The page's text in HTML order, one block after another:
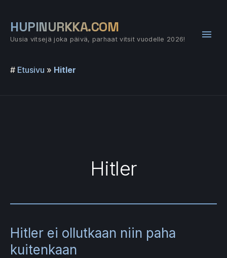
sisältöön
HUPINURKKA.COM
Uusia vitsejä joka päivä, parhaat vitsit vuodelle 2026!
# Etusivu » Hitler
Hitler
Hitler ei ollutkaan niin paha
kuitenkaan